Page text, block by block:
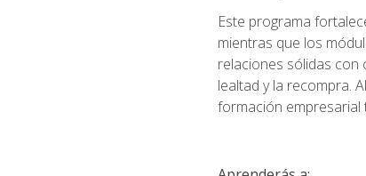
Este programa
mientras que los
relaciones sólidas con
lealtad y la recompra.
formación empresarial